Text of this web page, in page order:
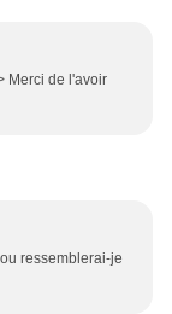
Merci de l'avoir
ressemblerai-je